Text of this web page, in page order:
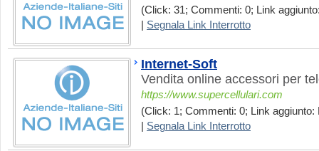
(Click: 31; Commenti: 0; Link
Segnala Link Interrotto
Internet-Soft
Vendita online accessori per
https://www.supercellulari.com
(Click: 1; Commenti: 0; Link aggiunto:
Segnala Link Interrotto